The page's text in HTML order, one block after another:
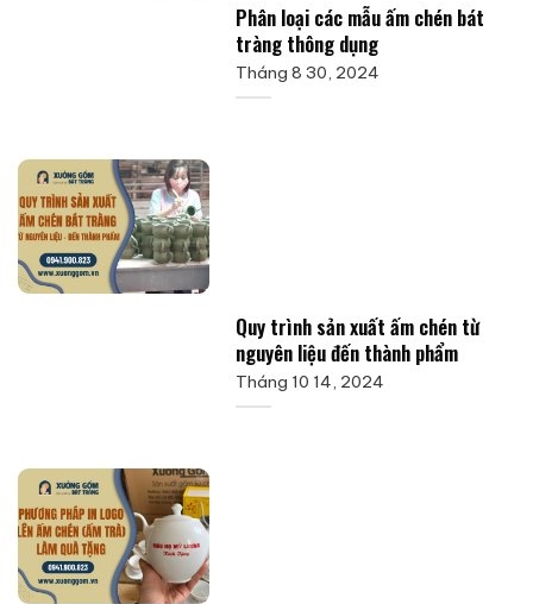
Phân loại các mẫu ấm chén bát
tràng thông dụng
Tháng 8 30, 2024
Quy trình sản xuất ấm chén từ
nguyên liệu đến thành phẩm
Tháng 10 14, 2024